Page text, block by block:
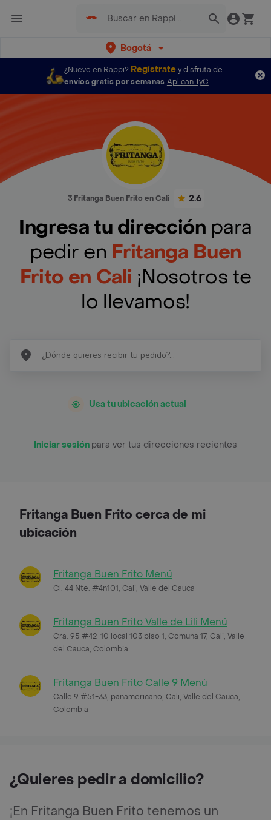
Bogotá
¿Nuevo en Rappi? Regístratey disfruta de
envíos gratis por semanas Aplican TyC
3 Fritanga Buen Frito en Cali 2.6
Ingresa tu dirección para
pedir en Fritanga Buen
Frito en Cali ¡Nosotros te
lo llevamos!
Usa tu ubicación actual
Iniciar sesión para ver tus direcciones recientes
Fritanga Buen Frito cerca de mi
ubicación
Fritanga Buen Frito Menú
Cl. 44 Nte. #4n101, Cali, Valle del Cauca
Fritanga Buen Frito Valle de Lili Menú
Cra. 95 #42-10 local 103 piso 1, Comuna 17, Cali, Valle
del Cauca, Colombia
Fritanga Buen Frito Calle 9 Menú
Calle 9 #51-33, panamericano, Cali, Valle del Cauca,
Colombia
¿Quieres pedir a domicilio?
¡En Fritanga Buen Frito tenemos un